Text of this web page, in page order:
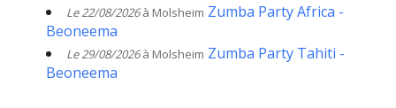
Le 22/08/2026à Molsheim Zumba Party Africa -
Beoneema
Le 29/08/2026à Molsheim Zumba Party Tahiti -
Beoneema